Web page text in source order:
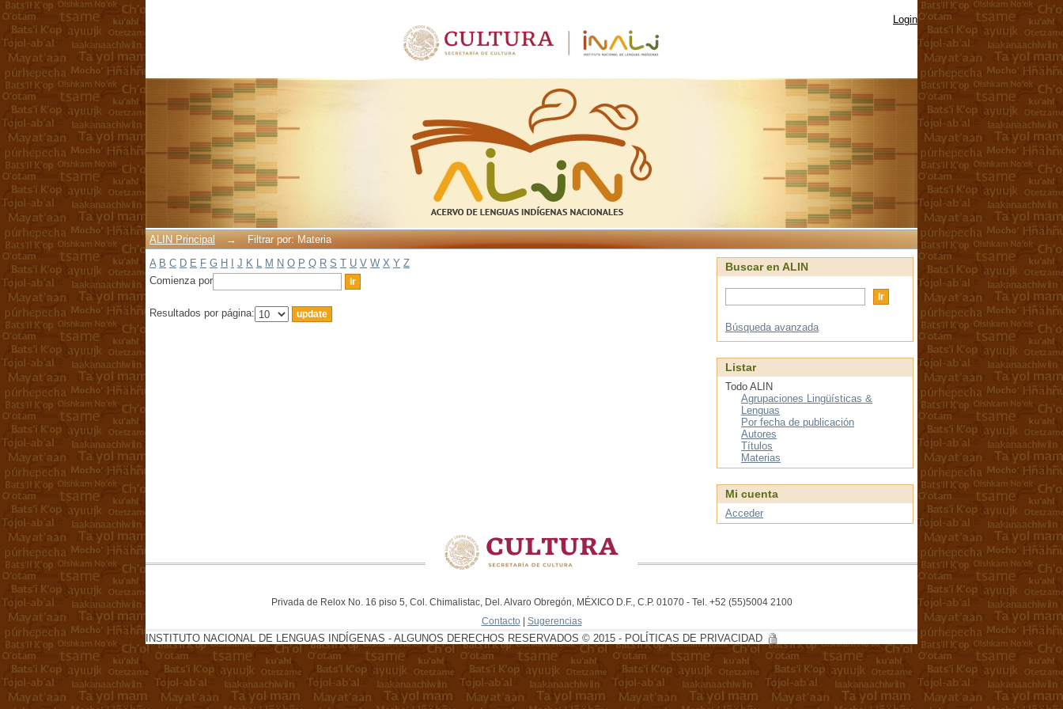
Login
ALIN Principal →
Filtrar por: Materia
A B C D E F G H J K L M N O P Q R S T U V W X Y Z
Comienza por
Resultados por página:
Buscar en ALIN
Búsqueda avanzada
Listar
Todo ALIN
Agrupaciones Lingüísticas &
Lenguas
Por fecha de publicación
Autores
Títulos
Materias
Mi cuenta
Acceder
Privada de Relox No. 16 piso 5, Col. Chimalistac, Del. Alvaro Obregón, MÉXICO D.F., C.P. 01070 - Tel. +52 (55)5004 2100
Contacto | Sugerencias
INSTITUTO NACIONAL DE LENGUAS INDÍGENAS - ALGUNOS DERECHOS RESERVADOS © 2015 - POLÍTICAS DE PRIVACIDAD